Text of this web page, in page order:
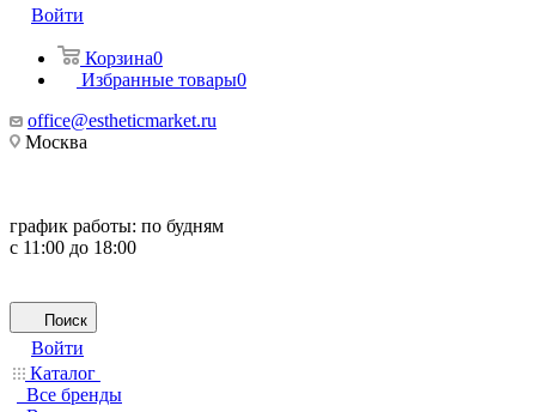
Войти
Корзина0
Избранные товары0
office@estheticmarket.ru
Москва
график работы: по будням
с 11:00 до 18:00
Поиск
Войти
Каталог
Все бренды